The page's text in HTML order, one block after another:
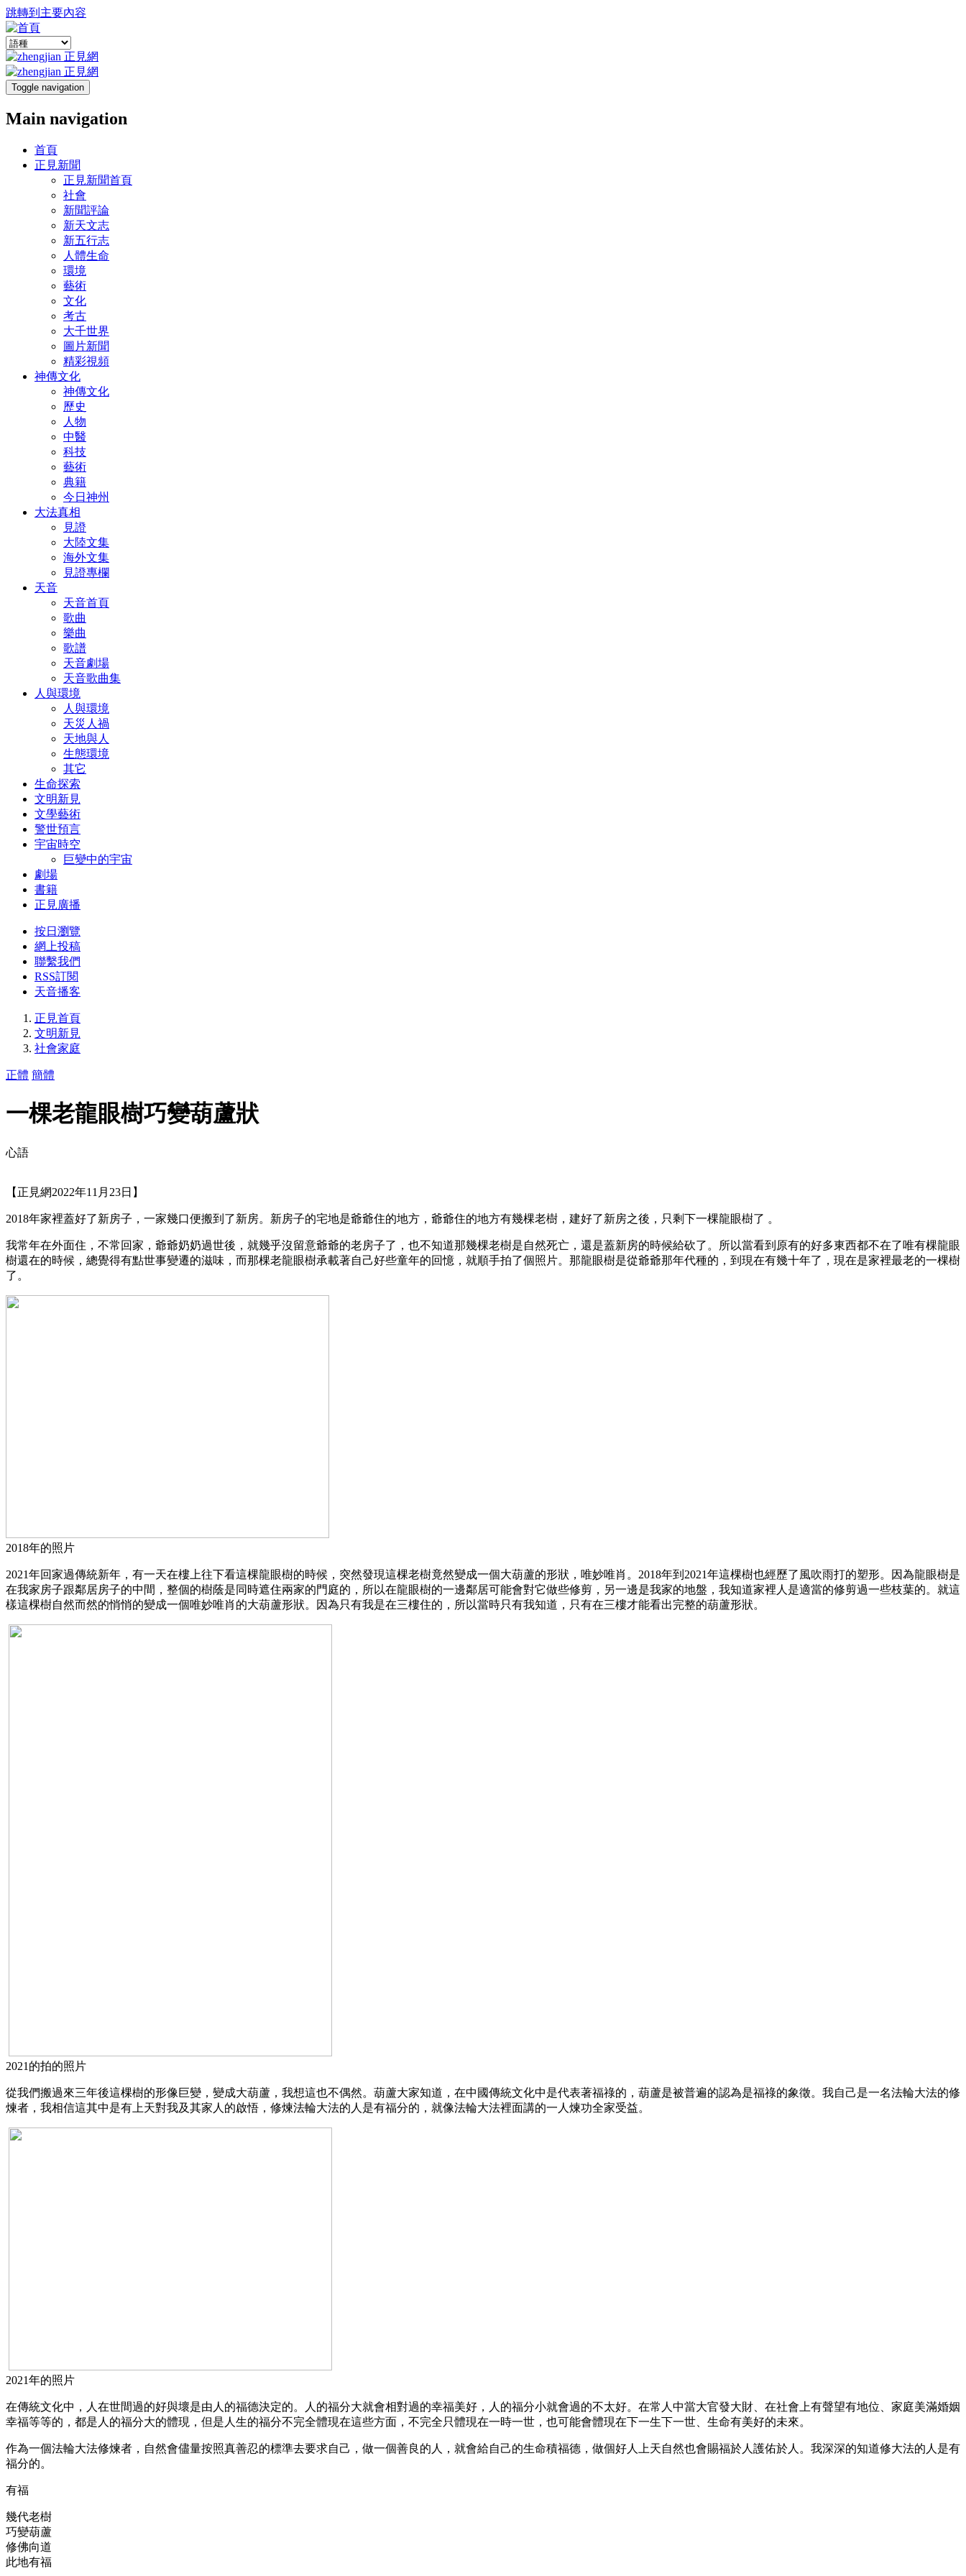
跳轉到主要內容
Toggle navigation
Main navigation
首頁
正見新聞
正見新聞首頁
社會
新聞評論
新天文志
新五行志
人體生命
環境
藝術
文化
考古
大千世界
圖片新聞
精彩視頻
神傳文化
神傳文化
歷史
人物
中醫
科技
藝術
典籍
今日神州
大法真相
見證
大陸文集
海外文集
見證專欄
天音
天音首頁
歌曲
樂曲
歌譜
天音劇場
天音歌曲集
人與環境
人與環境
天災人禍
天地與人
生態環境
其它
生命探索
文明新見
文學藝術
警世預言
宇宙時空
巨變中的宇宙
劇場
書籍
正見廣播
按日瀏覽
網上投稿
聯繫我們
RSS訂閱
天音播客
正見首頁
文明新見
社會家庭
正體 簡體
一棵老龍眼樹巧變葫蘆狀
心語
【正見網2022年11月23日】
2018年家裡蓋好了新房子，一家幾口便搬到了新房。新房子的宅地是爺爺住的地方，爺爺住的地方有幾棵老樹，建好了新房之後，只剩下一棵龍眼樹了 。
我常年在外面住，不常回家，爺爺奶奶過世後，就幾乎沒留意爺爺的老房子了，也不知道那幾棵老樹是自然死亡，還是蓋新房的時候給砍了。所以當看到原有的好多東西都不在了唯有棵龍眼
樹還在的時候，總覺得有點世事變遷的滋味，而那棵老龍眼樹承載著自己好些童年的回憶，就順手拍了個照片。那龍眼樹是從爺爺那年代種的，到現在有幾十年了，現在是家裡最老的一棵樹
了。
2018年的照片
2021年回家過傳統新年，有一天在樓上往下看這棵龍眼樹的時候，突然發現這棵老樹竟然變成一個大葫蘆的形狀，唯妙唯肖。2018年到2021年這棵樹也經歷了風吹雨打的塑形。因為龍眼樹是
在我家房子跟鄰居房子的中間，整個的樹蔭是同時遮住兩家的門庭的，所以在龍眼樹的一邊鄰居可能會對它做些修剪，另一邊是我家的地盤，我知道家裡人是適當的修剪過一些枝葉的。就這
樣這棵樹自然而然的悄悄的變成一個唯妙唯肖的大葫蘆形狀。因為只有我是在三樓住的，所以當時只有我知道，只有在三樓才能看出完整的葫蘆形狀。
2021的拍的照片
從我們搬過來三年後這棵樹的形像巨變，變成大葫蘆，我想這也不偶然。葫蘆大家知道，在中國傳統文化中是代表著福祿的，葫蘆是被普遍的認為是福祿的象徵。我自己是一名法輪大法的修
煉者，我相信這其中是有上天對我及其家人的啟悟，修煉法輪大法的人是有福分的，就像法輪大法裡面講的一人煉功全家受益。
2021年的照片
在傳統文化中，人在世間過的好與壞是由人的福德決定的。人的福分大就會相對過的幸福美好，人的福分小就會過的不太好。在常人中當大官發大財、在社會上有聲望有地位、家庭美滿婚姻
幸福等等的，都是人的福分大的體現，但是人生的福分不完全體現在這些方面，不完全只體現在一時一世，也可能會體現在下一生下一世、生命有美好的未來。
作為一個法輪大法修煉者，自然會儘量按照真善忍的標準去要求自己，做一個善良的人，就會給自己的生命積福德，做個好人上天自然也會賜福於人護佑於人。我深深的知道修大法的人是有
福分的。
有福
幾代老樹
巧變葫蘆
修佛向道
此地有福